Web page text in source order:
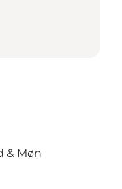
& Møn